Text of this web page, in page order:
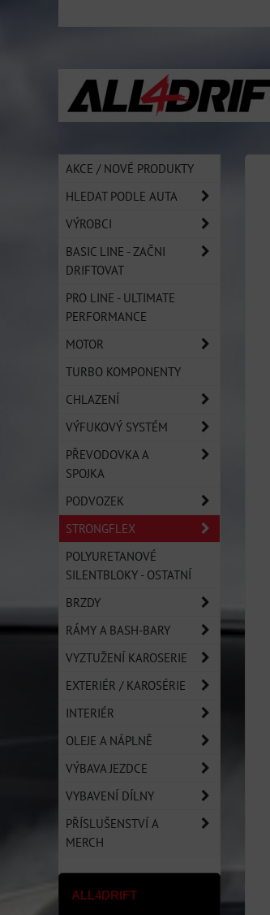
AKCE / NOVÉ PRODUKTY
HLEDAT PODLE AUTA
VÝROBCI
BASIC LINE - ZAČNI
DRIFTOVAT
PRO LINE - ULTIMATE
PERFORMANCE
MOTOR
TURBO KOMPONENTY
CHLAZENÍ
VÝFUKOVÝ SYSTÉM
PŘEVODOVKA A
SPOJKA
PODVOZEK
STRONGFLEX
POLYURETANOVÉ
SILENTBLOKY - OSTATNÍ
BRZDY
RÁMY A BASH-BARY
VYZTUŽENÍ KAROSERIE
EXTERIÉR / KAROSÉRIE
INTERIÉR
OLEJE A NÁPLNĚ
VÝBAVA JEZDCE
VYBAVENÍ DÍLNY
PŘÍSLUŠENSTVÍ A
MERCH
ALL4DRIFT